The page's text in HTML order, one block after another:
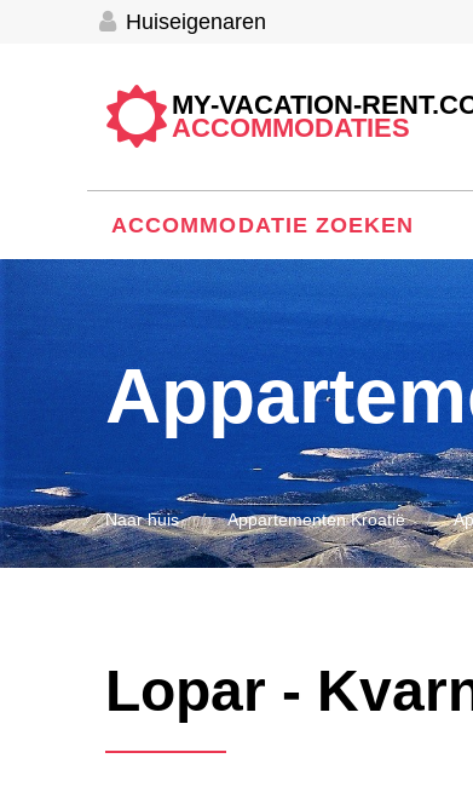
Huiseigenaren
MY-VACATION-
ACCOMMODATIES
ACCOMMODATIE ZOEKEN
Naar huis Appartementen Kroatië
Lopar -